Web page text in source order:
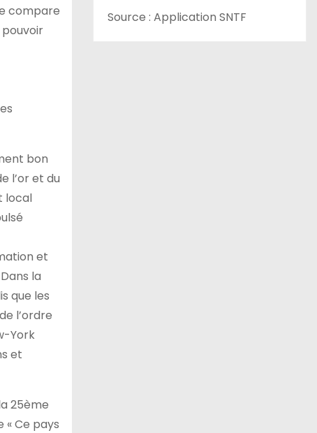
compare
pouvoir
bon
l’or et du
local
et
la
que les
l’ordre
York
et
25ème
Ce pays
Source : Application SNTF